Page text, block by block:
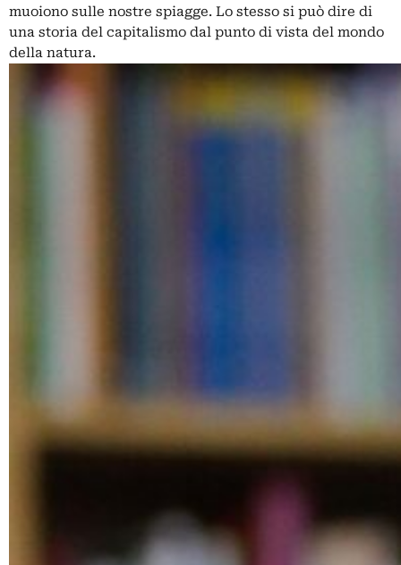
muoiono sulle nostre spiagge. Lo stesso si può dire di
una storia del capitalismo dal punto di vista del mondo
della natura.